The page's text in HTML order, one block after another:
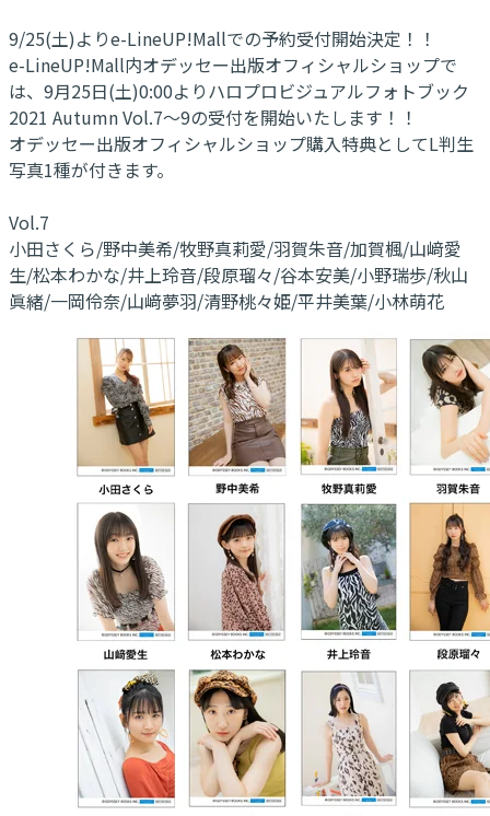
9/25(土)よりe-LineUP!Mallでの予約受付開始決定！！
e-LineUP!Mall内オデッセー出版オフィシャルショップで
は、9月25日(土)0:00よりハロプロビジュアルフォトブック
2021 Autumn Vol.7〜9の受付を開始いたします！！
オデッセー出版オフィシャルショップ購入特典としてL判生
写真1種が付きます。
Vol.7
小田さくら/野中美希/牧野真莉愛/羽賀朱音/加賀楓/山﨑愛
生/松本わかな/井上玲音/段原瑠々/谷本安美/小野瑞歩/秋山
眞緒/一岡伶奈/山﨑夢羽/清野桃々姫/平井美葉/小林萌花